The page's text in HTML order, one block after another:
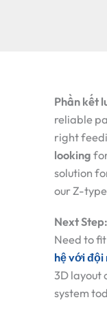
Phần kết
reliable
right
looking
solution
our Z-
Next
Need to
hệ với đội
3D layout
system